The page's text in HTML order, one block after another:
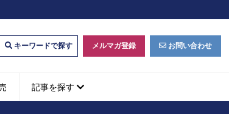
キーワードで探す メルマガ登録 お問い合わせ
記事を探す